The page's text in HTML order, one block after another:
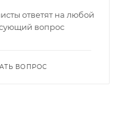
ответят на любой
вопрос
ВОПРОС